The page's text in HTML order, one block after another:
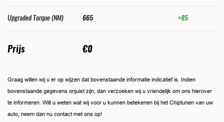
Upgraded Torque (NM) 665 +85
Prijs €0
Graag willen wij u er op wijzen dat bovenstaande informatie indicatief is. Indien
bovenstaande gegevens onjuist zijn, dan verzoeken wij u vriendelijk om ons hierover
te informeren. Wilt u weten wat wij voor u kunnen betekenen bij het Chiptunen van uw
auto, neem dan nu contact met ons op!